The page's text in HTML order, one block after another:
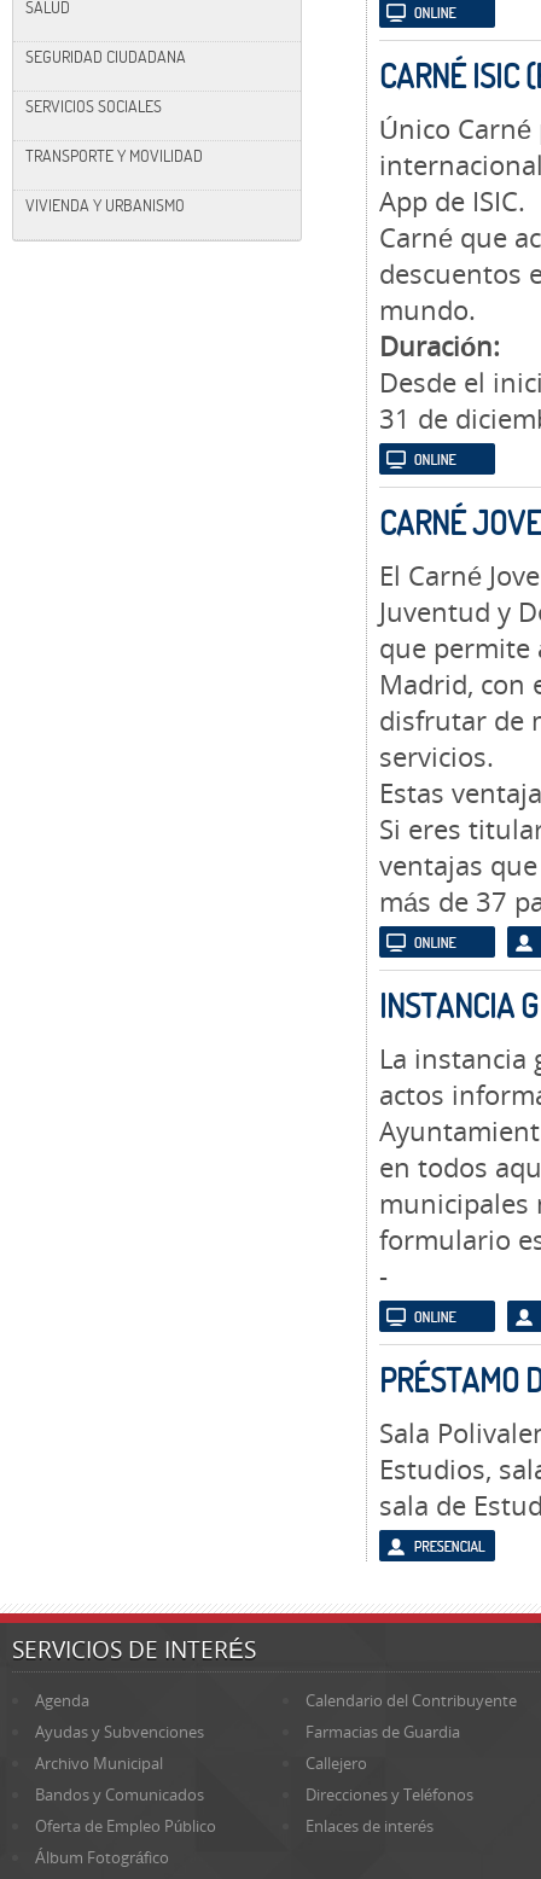
SALUD
SEGURIDAD CIUDADANA
SERVICIOS SOCIALES
TRANSPORTE Y MOVILIDAD
VIVIENDA Y URBANISMO
CARNÉ ISIC
Único Carné
App de ISIC.
Carné que
descuentos
mundo.
Duración:
Desde el
31 de
CARNÉ
El Carné
Juventud y
que permite
Madrid, con
disfrutar de
servicios.
Estas
Si eres
ventajas
más de 37
INSTANCIA
La instancia
actos
en todos
municipales
formulario
-
PRÉSTAMO
Sala
Estudios,
sala de
SERVICIOS DE INTERÉS
Agenda
Calendario del Contribuyente
Ayudas y Subvenciones
Farmacias de Guardia
Archivo Municipal
Callejero
Bandos y Comunicados
Direcciones y Teléfonos
Oferta de Empleo Público
Enlaces de interés
Álbum Fotográfico